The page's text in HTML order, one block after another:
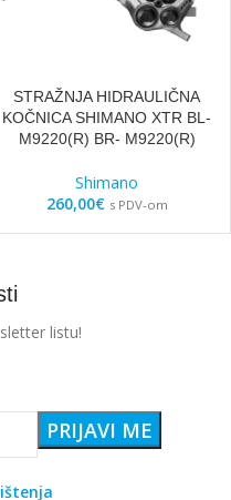
STRAŽNJA HIDRAULIČNA
KOČNICA SHIMANO XTR BL-
M9220(R) BR- M9220(R)
Shimano
260,00€ s PDV-om
listu!